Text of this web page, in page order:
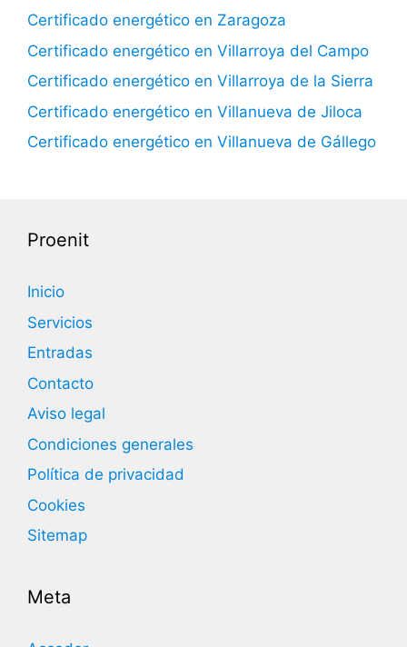
Certificado energético en Zaragoza
Certificado energético en Villarroya del Campo
Certificado energético en Villarroya de la Sierra
Certificado energético en Villanueva de Jiloca
Certificado energético en Villanueva de Gállego
Proenit
Inicio
Servicios
Entradas
Contacto
Aviso legal
Condiciones generales
Política de privacidad
Cookies
Sitemap
Meta